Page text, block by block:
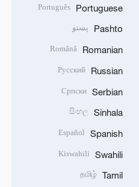
Portuguese
Português
Pashto پښتو
Romanian
Română
Russian
Русский
Serbian
Српски
Sinhala
සිංහල
Spanish
Español
Swahili
Kiswahili
Tamil
தமிழ்